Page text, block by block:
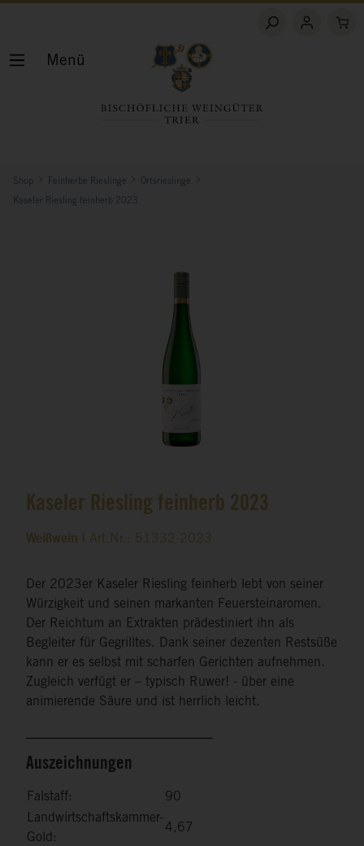
Shop Feinherbe Rieslinge Ortsrieslinge
Kaseler Riesling feinherb 2023
Kaseler Riesling feinherb 2023
Weißwein | Art.Nr.: 51332-2023
Der 2023er Kaseler Riesling feinherb lebt von seiner
Würzigkeit und seinen markanten Feuersteinaromen.
Der Reichtum an Extrakten prädestiniert ihn als
Begleiter für Gegrilltes. Dank seiner dezenten Restsüße
kann er es selbst mit scharfen Gerichten aufnehmen.
Zugleich verfügt er – typisch Ruwer! - über eine
animierende Säure und ist herrlich leicht.
Auszeichnungen
Falstaff:
90
Landwirtschaftskammer-
Gold:
4,67
Menü